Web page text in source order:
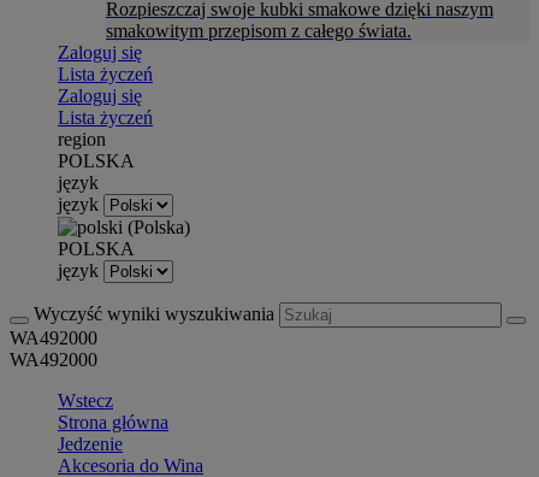
Rozpieszczaj swoje kubki smakowe dzięki naszym
smakowitym przepisom z całego świata.
Zaloguj się
Lista życzeń
Zaloguj się
Lista życzeń
region
POLSKA
język
język
POLSKA
język
Wyczyść wyniki wyszukiwania
WA492000
WA492000
Wstecz
Strona główna
Jedzenie
Akcesoria do Wina